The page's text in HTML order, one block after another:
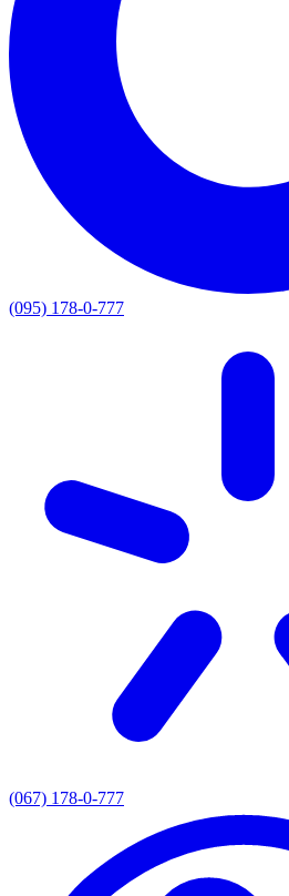
(095) 178-0-777
(067) 178-0-777